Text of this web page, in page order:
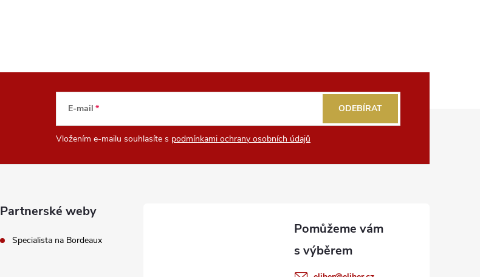
E-mail
Vložením e-mailu souhlasíte s podmínkami ochrany osobních údajů
ODEBÍRAT
Partnerské weby
Specialista na Bordeaux